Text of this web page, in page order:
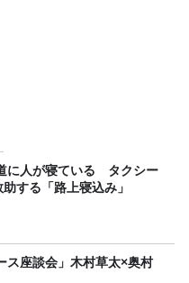
に人が寝ている タクシー
する「路上寝込み」
ス座談会」木村草太×奥村